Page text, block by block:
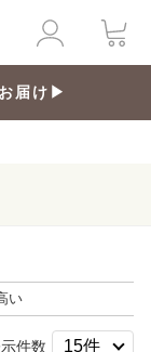
届け▶
い
件数